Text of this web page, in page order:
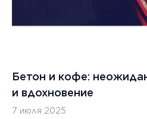
Бетон и кофе:
и вдохновение
7 июля 2025